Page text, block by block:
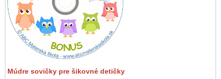
Múdre sovičky pre šikovné detičky